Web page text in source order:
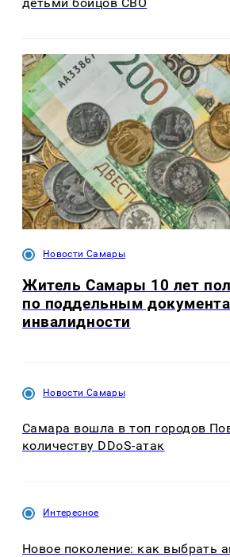
Новости Самары
Житель Самары 10 лет
по поддельным
инвалидности
Новости Самары
Самара вошла в топ городов
количеству DDoS-атак
Интересное
Новое поколение: как выбрать